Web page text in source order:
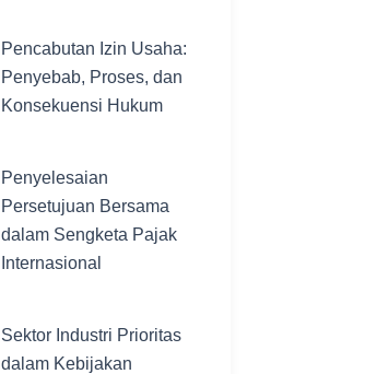
Pencabutan Izin Usaha:
Penyebab, Proses, dan
Konsekuensi Hukum
Penyelesaian
Persetujuan Bersama
dalam Sengketa Pajak
Internasional
Sektor Industri Prioritas
dalam Kebijakan